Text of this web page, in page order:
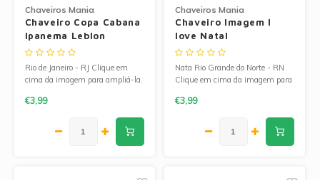
Chaveiros Mania
Chaveiro Copa Cabana
Ipanema Leblon
Rio de Janeiro - RJ Clique em
cima da imagem para ampliá-la.
€3,99
Chaveiros Mania
Chaveiro Imagem I
love Natal
Nata Rio Grande do Norte - RN
Clique em cima da imagem para
€3,99